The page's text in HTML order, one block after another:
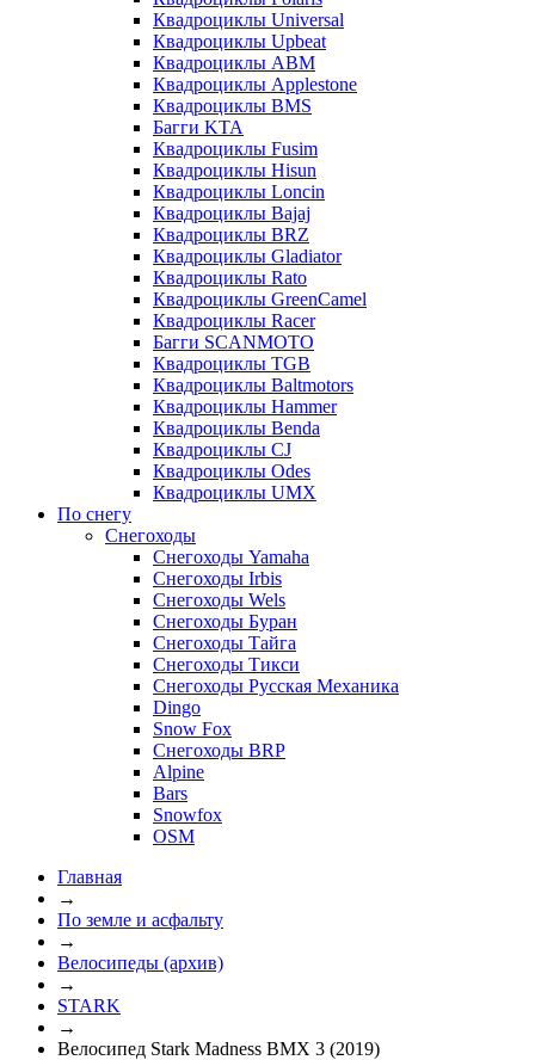
Квадроциклы Universal
Квадроциклы Upbeat
Квадроциклы ABM
Квадроциклы Applestone
Квадроциклы BMS
Багги KTA
Квадроциклы Fusim
Квадроциклы Hisun
Квадроциклы Loncin
Квадроциклы Bajaj
Квадроциклы BRZ
Квадроциклы Gladiator
Квадроциклы Rato
Квадроциклы GreenCamel
Квадроциклы Racer
Багги SCANMOTO
Квадроциклы TGB
Квадроциклы Baltmotors
Квадроциклы Hammer
Квадроциклы Benda
Квадроциклы CJ
Квадроциклы Odes
Квадроциклы UMX
По снегу
Снегоходы
Снегоходы Yamaha
Снегоходы Irbis
Снегоходы Wels
Снегоходы Буран
Снегоходы Тайга
Снегоходы Тикси
Снегоходы Русская Механика
Dingo
Snow Fox
Снегоходы BRP
Alpine
Bars
Snowfox
OSM
Главная
→
По земле и асфальту
→
Велосипеды (архив)
→
STARK
→
Велосипед Stark Madness BMX 3 (2019)